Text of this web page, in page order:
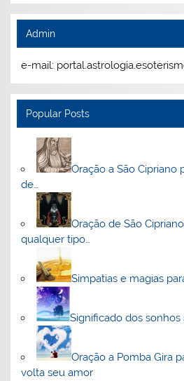
Admin
e-mail:
Popular Posts
Oração a São Cipriano
de…
Oração de São
qualquer tipo…
Simpatias e magias
Significado dos
Oração a Pomba Gira
volta seu amor